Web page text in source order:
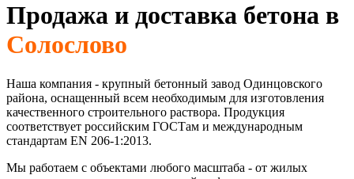
Продажа и доставка бетона в
Солослово
Наша компания - крупный бетонный завод Одинцовского
района, оснащенный всем необходимым для изготовления
качественного строительного раствора. Продукция
соответствует российским ГОСТам и международным
стандартам EN 206-1:2013.
Мы работаем с объектами любого масштаба - от жилых